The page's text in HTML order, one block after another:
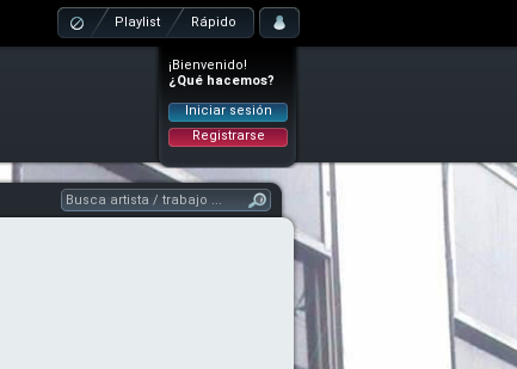
Playlist Rápido
¡Bienvenido!
¿Qué hacemos?
Iniciar sesión
Registrarse